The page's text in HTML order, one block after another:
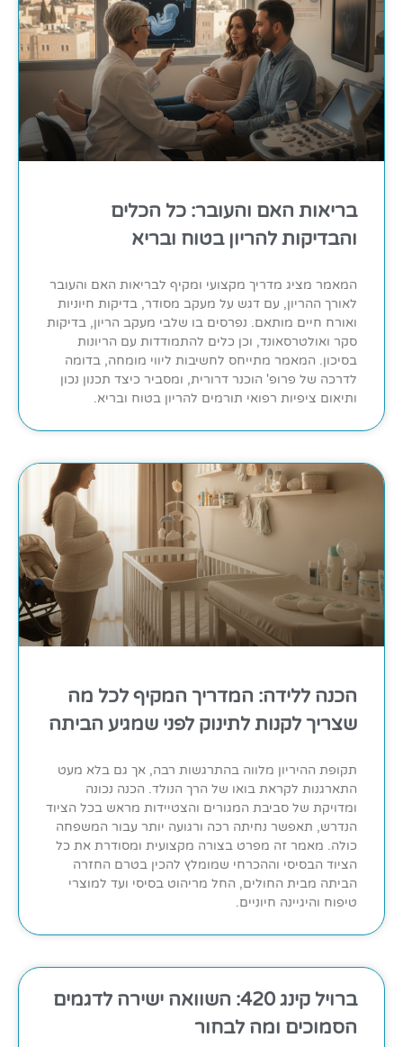
בריאות האם והעובר: כל הכלים
והבדיקות להריון בטוח ובריא
המאמר מציג מדריך מקצועי ומקיף לבריאות האם והעובר
לאורך ההריון, עם דגש על מעקב מסודר, בדיקות חיוניות
ואורח חיים מותאם. נפרסים בו שלבי מעקב הריון, בדיקות
סקר ואולטרסאונד, וכן כלים להתמודדות עם הריונות
בסיכון. המאמר מתייחס לחשיבות ליווי מומחה, בדומה
לדרכה של פרופ' הוכנר דרורית, ומסביר כיצד תכנון נכון
ותיאום ציפיות רפואי תורמים להריון בטוח ובריא.
הכנה ללידה: המדריך המקיף לכל מה
שצריך לקנות לתינוק לפני שמגיע הביתה
תקופת ההיריון מלווה בהתרגשות רבה, אך גם בלא מעט
התארגנות לקראת בואו של הרך הנולד. הכנה נכונה
ומדויקת של סביבת המגורים והצטיידות מראש בכל הציוד
הנדרש, תאפשר נחיתה רכה ורגועה יותר עבור המשפחה
כולה. מאמר זה מפרט בצורה מקצועית ומסודרת את כל
הציוד הבסיסי וההכרחי שמומלץ להכין בטרם החזרה
הביתה מבית החולים, החל מריהוט בסיסי ועד למוצרי
טיפוח והיגיינה חיוניים.
ברויל קינג 420: השוואה ישירה לדגמים
הסמוכים ומה לבחור